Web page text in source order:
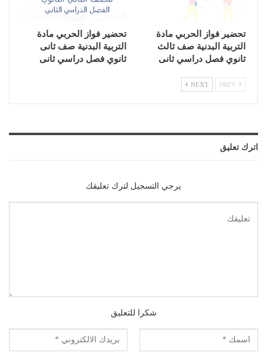
تحضير فواز الحربي مادة
التربية البدنية صف ثالث
ثانوي فصل دراسي ثانى
تحضير فواز الحربي مادة
التربية البدنية صف ثانى
ثانوي فصل دراسي ثانى
NEXT
اترك تعليق
يرجي التسجيل لترك تعليقك
شكرا للتعليق